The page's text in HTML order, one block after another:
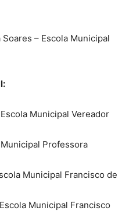
– Escola Municipal
Municipal Vereador
Professora
Municipal Francisco de
Municipal Francisco